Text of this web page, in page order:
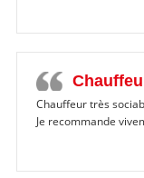
Chauffeur très
Je recommande